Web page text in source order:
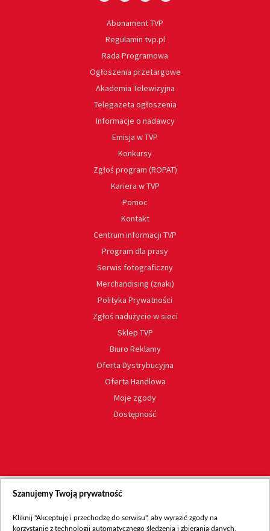
Abonament TVP
Regulamin tvp.pl
Rada Programowa
Ogłoszenia przetargowe
Akademia Telewizyjna
Telegazeta ogłoszenia
Informacje o nadawcy
Emisja w TVP
Konkursy
Zgłoś program (ROPAT)
Kariera w TVP
Pomoc
Kontakt
Centrum informacji TVP
Program dla prasy
Serwis fotograficzny
Merchandising (znaki)
Polityka Prywatności
Zgłoś nadużycie w sieci
Sklep TVP
Biuro Reklamy
Oferta Dystrybucyjna
Oferta Handlowa
Moje zgody
Dostępność
Szanujemy Twoją prywatność
Kliknij "Akceptuję i przechodzę do serwisu", aby wyrazić zgody na
korzystanie z technologii automatycznego śledzenia i zbierania danych,